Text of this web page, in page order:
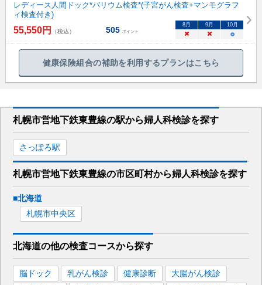
レディース人間ドック*バリウム検査*(子宮がん検査+マンモグラフ
ィ検査付き)
55,550円 （税込） 505 ポイント
8月 9月 10月
× × ○
健康保険組合の補助を利用するプランはこちら
札幌市営地下鉄東豊線の駅から婦人科検診を探す
さっぽろ駅
札幌市営地下鉄東豊線の市区町村から婦人科検診を探す
■北海道
札幌市中央区
北海道の他の検査コースから探す
脳ドック 乳がん検診 健康診断
大腸がん検診